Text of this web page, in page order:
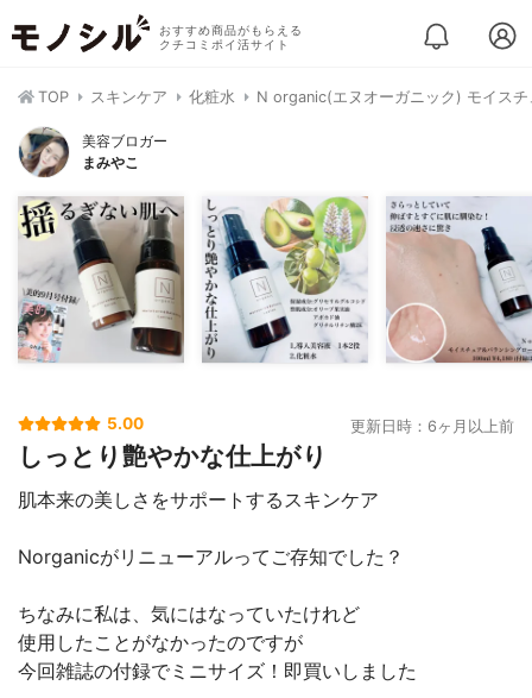
おすすめ商品がもらえる
クチコミポイ活サイト
TOP スキンケア 化粧水 N organic(エヌオーガニック) モイス
美容ブロガー
まみやこ
5.00 更新日時：6ヶ月以上前
しっとり艶やかな仕上がり
肌本来の美しさをサポートするスキンケア
Norganicがリニューアルってご存知でした？
ちなみに私は、気にはなっていたけれど
使用したことがなかったのですが
今回雑誌の付録でミニサイズ！即買いしました